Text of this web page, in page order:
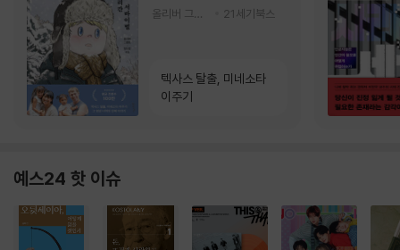
21세기북스
텍사스 탈출, 미네소타
이주기
예스24 핫 이슈